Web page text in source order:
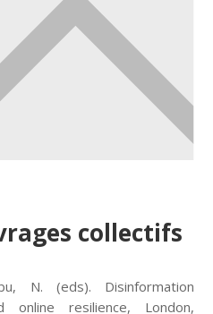
collectifs
N. (eds). Disinformation
resilience, London,